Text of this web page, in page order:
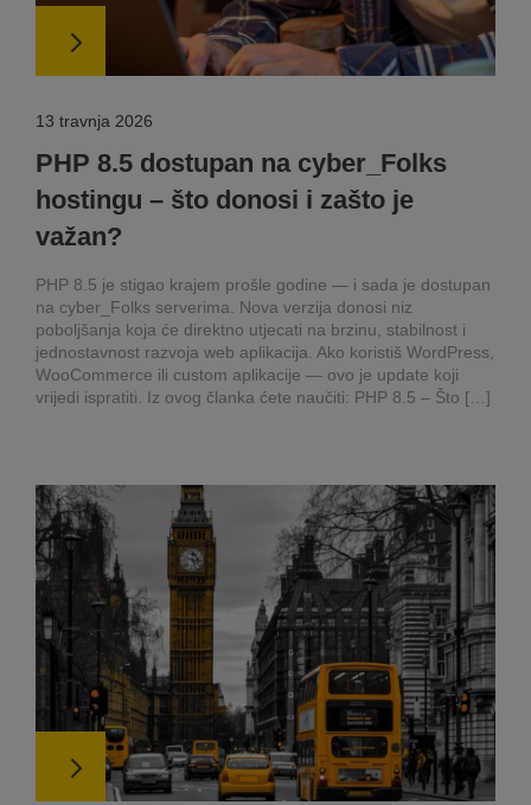
13 travnja 2026
PHP 8.5 dostupan na cyber_Folks
hostingu – što donosi i zašto je
važan?
PHP 8.5 je stigao krajem prošle godine — i sada je dostupan
na cyber_Folks serverima. Nova verzija donosi niz
poboljšanja koja će direktno utjecati na brzinu, stabilnost i
jednostavnost razvoja web aplikacija. Ako koristiš WordPress,
WooCommerce ili custom aplikacije — ovo je update koji
vrijedi ispratiti. Iz ovog članka ćete naučiti: PHP 8.5 – Što […]